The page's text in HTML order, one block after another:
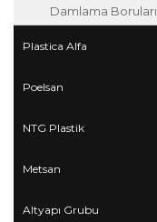
Damlama Boruları
Plastica Alfa
Poelsan
NTG Plastik
Metsan
Altyapı Grubu